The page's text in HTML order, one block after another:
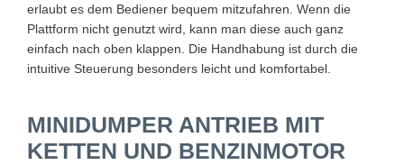
erlaubt es dem Bediener bequem mitzufahren. Wenn die
Plattform nicht genutzt wird, kann man diese auch ganz
einfach nach oben klappen. Die Handhabung ist durch die
intuitive Steuerung besonders leicht und komfortabel.
MINIDUMPER ANTRIEB MIT
KETTEN UND BENZINMOTOR